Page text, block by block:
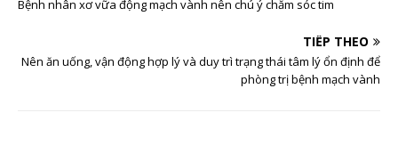
Bệnh nhân xơ vữa động mạch vành nên chú ý chăm sóc tim
TIẾP THEO
Nên ăn uống, vận động hợp lý và duy trì trạng thái tâm lý ổn định để
phòng trị bệnh mạch vành